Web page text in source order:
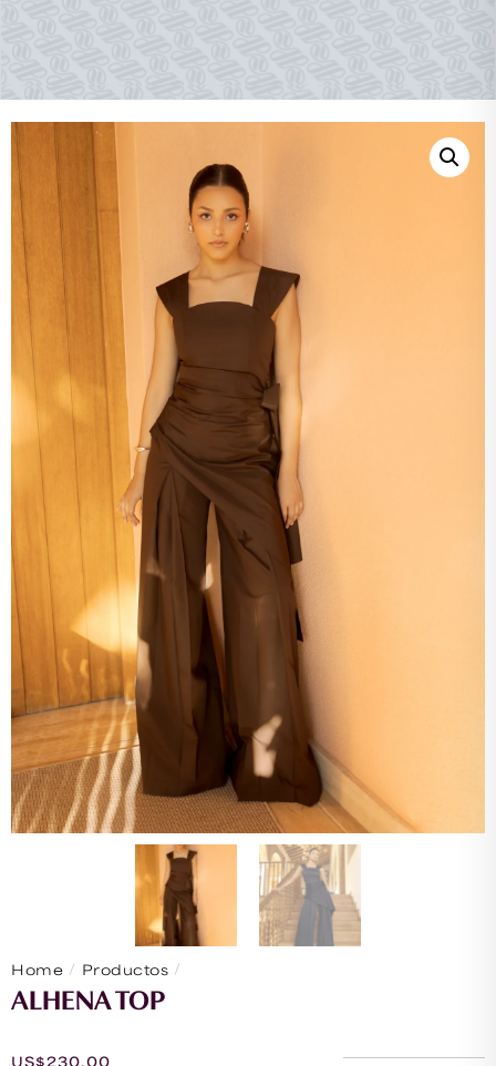
Home / Productos /
ALHENA TOP
US$230.00